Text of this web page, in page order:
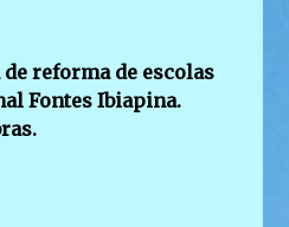
reforma de escolas
Fontes Ibiapina.